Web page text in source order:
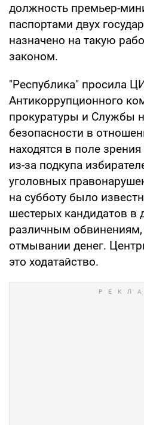
должность премьер-
паспортами двух
назначено на такую
законом.
"Республика" просила
Антикоррупционного
прокуратуры и Службы
безопасности в
находятся в поле
из-за подкупа
уголовных
на субботу было
шестерых кандидатов в
различным обвинениям,
отмывании денег.
это ходатайство.